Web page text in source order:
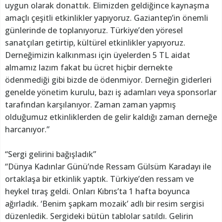
uygun olarak donattık. Elimizden geldiğince kaynaşma
amaçlı çeşitli etkinlikler yapıyoruz. Gaziantep’in önemli
günlerinde de toplanıyoruz. Türkiye’den yöresel
sanatçıları getirtip, kültürel etkinlikler yapıyoruz.
Derneğimizin kalkınması için üyelerden 5 TL aidat
almamız lazım fakat bu ücret hiçbir dernekte
ödenmediği gibi bizde de ödenmiyor. Derneğin giderleri
genelde yönetim kurulu, bazı iş adamları veya sponsorlar
tarafından karşılanıyor. Zaman zaman yapmış
olduğumuz etkinliklerden de gelir kaldığı zaman derneğe
harcanıyor.”
“Sergi gelirini bağışladık”
“Dünya Kadınlar Günü’nde Ressam Gülsüm Karadayı ile
ortaklaşa bir etkinlik yaptık. Türkiye’den ressam ve
heykel tıraş geldi. Onları Kıbrıs’ta 1 hafta boyunca
ağırladık. ‘Benim şapkam mozaik’ adlı bir resim sergisi
düzenledik. Sergideki bütün tablolar satıldı. Gelirin